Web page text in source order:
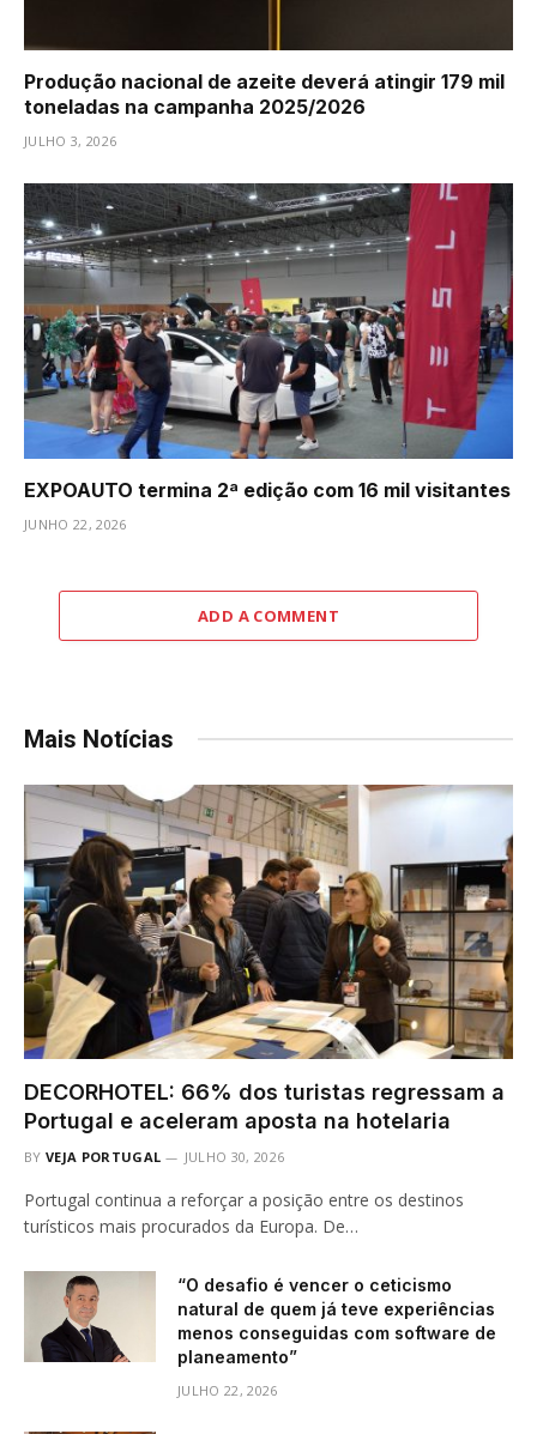
Produção nacional de azeite deverá atingir 179 mil
toneladas na campanha 2025/2026
JULHO 3, 2026
EXPOAUTO termina 2ª edição com 16 mil visitantes
JUNHO 22, 2026
ADD A COMMENT
Mais Notícias
DECORHOTEL: 66% dos turistas regressam a
Portugal e aceleram aposta na hotelaria
BY VEJA PORTUGAL JULHO 30, 2026
Portugal continua a reforçar a posição entre os destinos
turísticos mais procurados da Europa. De…
“O desafio é vencer o ceticismo
natural de quem já teve experiências
menos conseguidas com software de
planeamento”
JULHO 22, 2026